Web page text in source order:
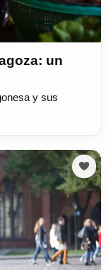
un
y sus